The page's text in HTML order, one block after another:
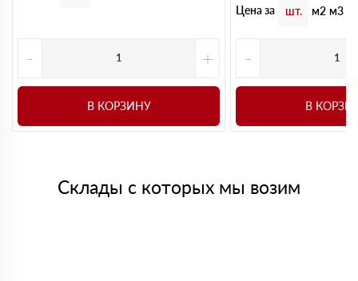
- +
В КОРЗИНУ
Цена за шт. м2 м3
-
В
Склады с которых мы возим